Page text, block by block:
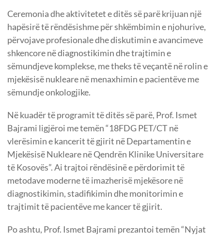
Ceremonia dhe aktivitetet e ditës së parë krijuan një
hapësirë të rëndësishme për shkëmbimin e njohurive,
përvojave profesionale dhe diskutimin e avancimeve
shkencore në diagnostikimin dhe trajtimin e
sëmundjeve komplekse, me theks të veçantë në rolin e
mjekësisë nukleare në menaxhimin e pacientëve me
sëmundje onkologjike.
Në kuadër të programit të ditës së parë, Prof. Ismet
Bajrami ligjëroi me temën “18FDG PET/CT në
vlerësimin e kancerit të gjirit në Departamentin e
Mjekësisë Nukleare në Qendrën Klinike Universitare
të Kosovës”. Ai trajtoi rëndësinë e përdorimit të
metodave moderne të imazherisë mjekësore në
diagnostikimin, stadifikimin dhe monitorimin e
trajtimit të pacientëve me kancer të gjirit.
Po ashtu, Prof. Ismet Bajrami prezantoi temën “Nyjat